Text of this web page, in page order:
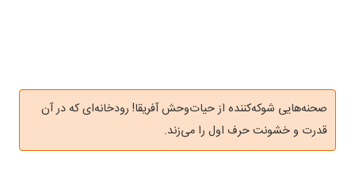
صحنه‌هایی شوکه‌کننده از حیات‌وحش آفریقا! رودخانه‌ای که در آن
قدرت و خشونت حرف اول را می‌زند.